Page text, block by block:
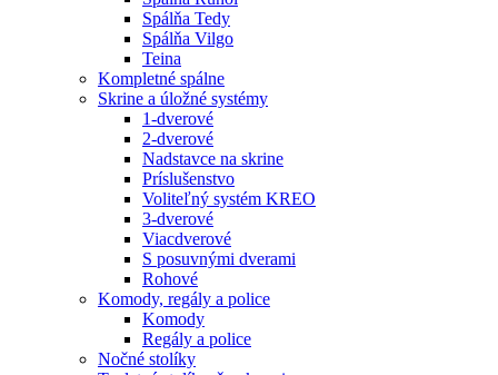
Spálňa Tedy
Spálňa Vilgo
Teina
Kompletné spálne
Skrine a úložné systémy
1-dverové
2-dverové
Nadstavce na skrine
Príslušenstvo
Voliteľný systém KREO
3-dverové
Viacdverové
S posuvnými dverami
Rohové
Komody, regály a police
Komody
Regály a police
Nočné stolíky